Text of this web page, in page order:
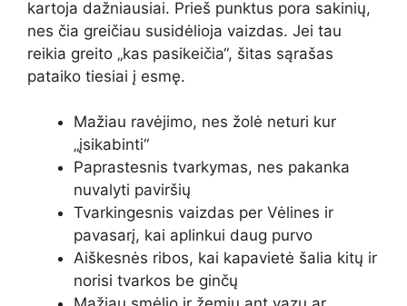
kartoja dažniausiai. Prieš punktus pora sakinių,
nes čia greičiau susidėlioja vaizdas. Jei tau
reikia greito „kas pasikeičia“, šitas sąrašas
pataiko tiesiai į esmę.
Mažiau ravėjimo, nes žolė neturi kur
„įsikabinti“
Paprastesnis tvarkymas, nes pakanka
nuvalyti paviršių
Tvarkingesnis vaizdas per Vėlines ir
pavasarį, kai aplinkui daug purvo
Aiškesnės ribos, kai kapavietė šalia kitų ir
norisi tvarkos be ginčų